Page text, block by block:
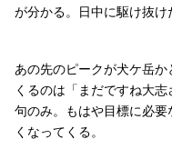
が分かる。日中に駆け抜け
あの先のピークが犬ケ岳
くるのは「まだですね大
句のみ。もはや目標に必
くなってくる。